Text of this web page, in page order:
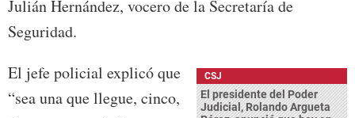
Julián Hernández, vocero de la Secretaría de
Seguridad.
CSJ
El presidente del Poder
Judicial, Rolando Argueta
El jefe policial explicó que
“sea una que llegue, cinco,